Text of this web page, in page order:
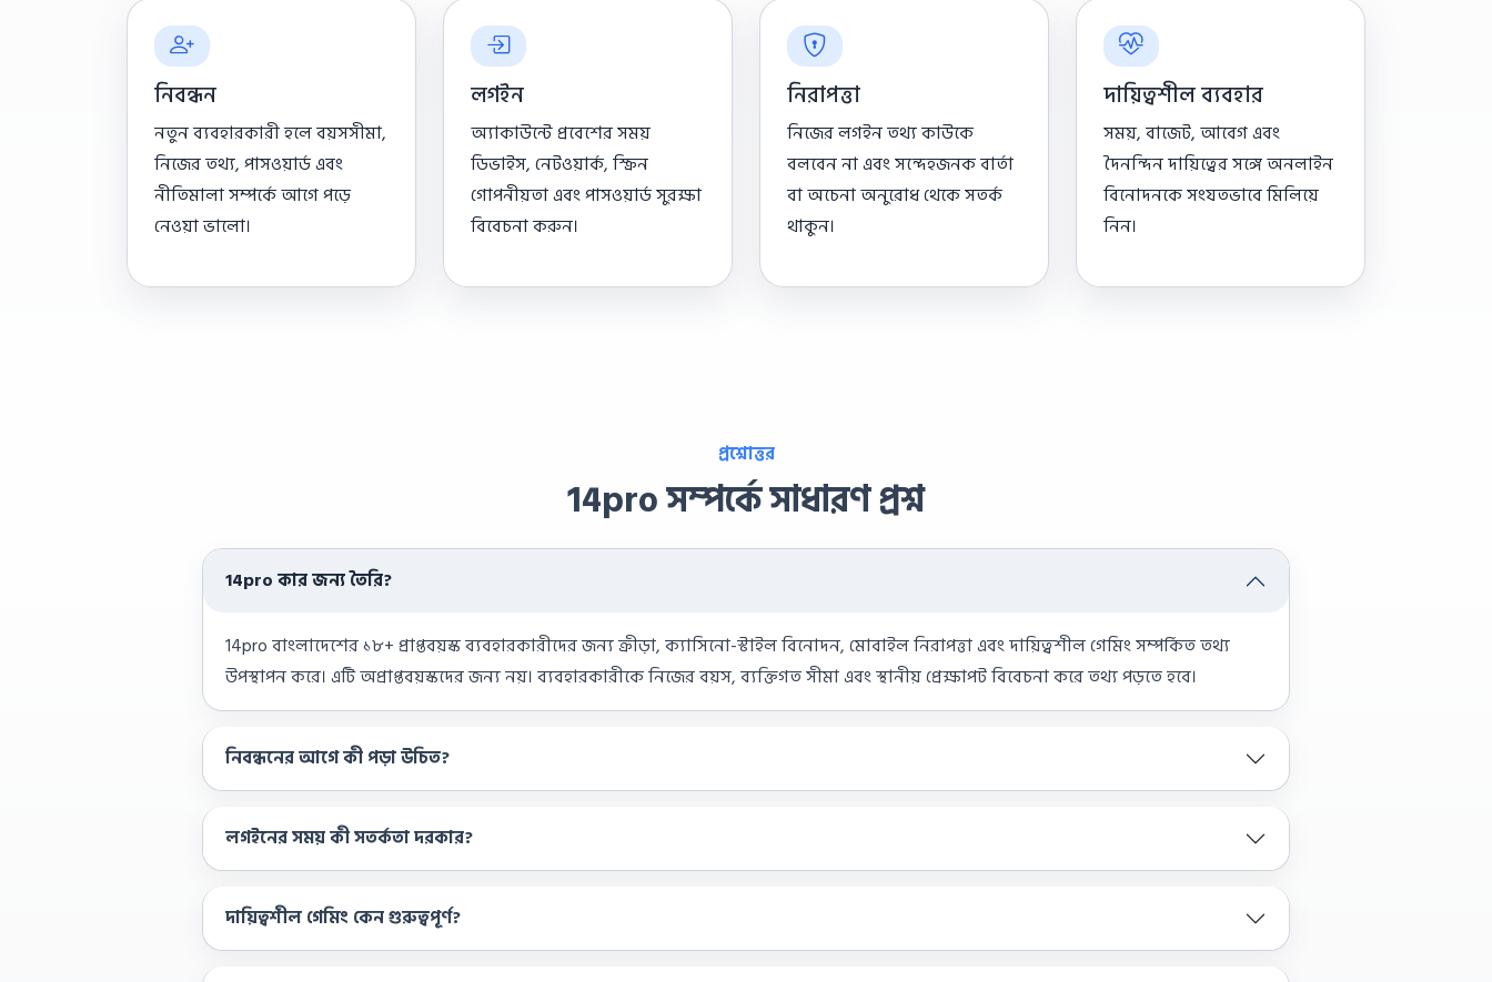
নিবন্ধন
নতুন ব্যবহারকারী হলে বয়সসীমা,
নিজের তথ্য, পাসওয়ার্ড এবং
নীতিমালা সম্পর্কে আগে পড়ে
নেওয়া ভালো।
লগইন
অ্যাকাউন্টে প্রবেশের সময়
ডিভাইস, নেটওয়ার্ক, স্ক্রিন
গোপনীয়তা এবং পাসওয়ার্ড সুরক্ষা
বিবেচনা করুন।
নিরাপত্তা
নিজের লগইন তথ্য কাউকে
বলবেন না এবং সন্দেহজনক বার্তা
বা অচেনা অনুরোধ থেকে সতর্ক
থাকুন।
দায়িত্বশীল ব্যবহার
সময়, বাজেট, আবেগ এবং
দৈনন্দিন দায়িত্বের সঙ্গে অনলাইন
বিনোদনকে সংযতভাবে মিলিয়ে
নিন।
প্রশ্নোত্তর
14pro সম্পর্কে সাধারণ প্রশ্ন
14pro কার জন্য তৈরি?
14pro বাংলাদেশের ১৮+ প্রাপ্তবয়স্ক ব্যবহারকারীদের জন্য ক্রীড়া, ক্যাসিনো-স্টাইল বিনোদন, মোবাইল নিরাপত্তা এবং দায়িত্বশীল গেমিং সম্পর্কিত তথ্য
উপস্থাপন করে। এটি অপ্রাপ্তবয়স্কদের জন্য নয়। ব্যবহারকারীকে নিজের বয়স, ব্যক্তিগত সীমা এবং স্থানীয় প্রেক্ষাপট বিবেচনা করে তথ্য পড়তে হবে।
নিবন্ধনের আগে কী পড়া উচিত?
লগইনের সময় কী সতর্কতা দরকার?
দায়িত্বশীল গেমিং কেন গুরুত্বপূর্ণ?